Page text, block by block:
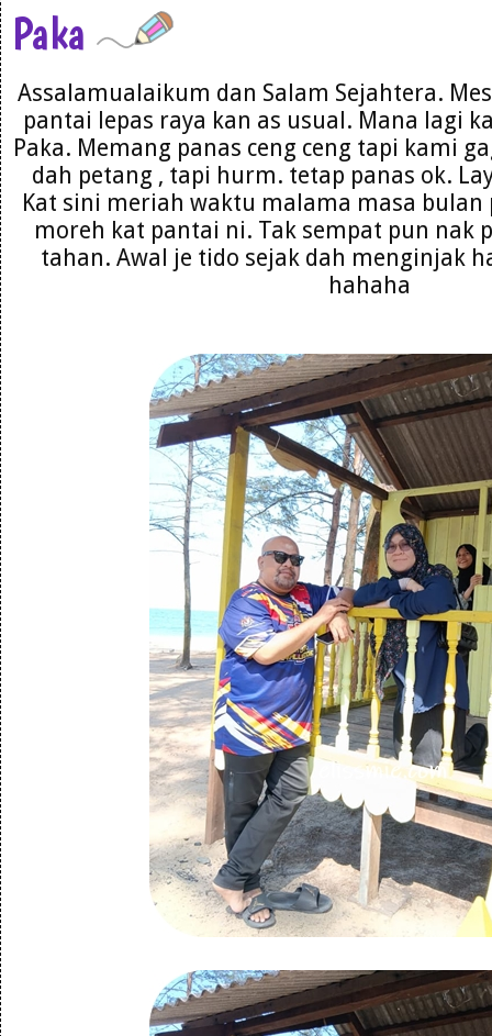
Paka
Assalamualaikum dan Salam Sejahtera.
pantai lepas raya kan as usual. Mana lagi
Paka. Memang panas ceng ceng tapi kami
dah petang , tapi hurm. tetap panas ok.
Kat sini meriah waktu malama masa bulan
moreh kat pantai ni. Tak sempat pun nak
tahan. Awal je tido sejak dah menginjak
hahaha